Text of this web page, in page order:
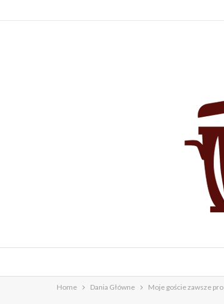
Home Dania Główne Moje goście zawsze